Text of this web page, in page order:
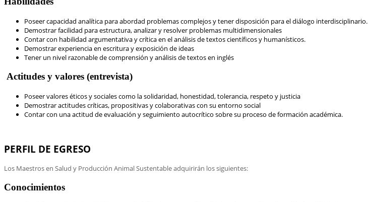
Poseer capacidad analítica para abordad problemas complejos y tener disposición para el diálogo interdisciplinario.
Demostrar facilidad para estructura, analizar y resolver problemas multidimensionales
Contar con habilidad argumentativa y crítica en el análisis de textos científicos y humanísticos.
Demostrar experiencia en escritura y exposición de ideas
Tener un nivel razonable de comprensión y análisis de textos en inglés
Actitudes y valores (entrevista)
Poseer valores éticos y sociales como la solidaridad, honestidad, tolerancia, respeto y justicia
Demostrar actitudes críticas, propositivas y colaborativas con su entorno social
Contar con una actitud de evaluación y seguimiento autocrítico sobre su proceso de formación académica.
PERFIL DE EGRESO
Los Maestros en Salud y Producción Animal Sustentable adquirirán los siguientes:
Conocimientos